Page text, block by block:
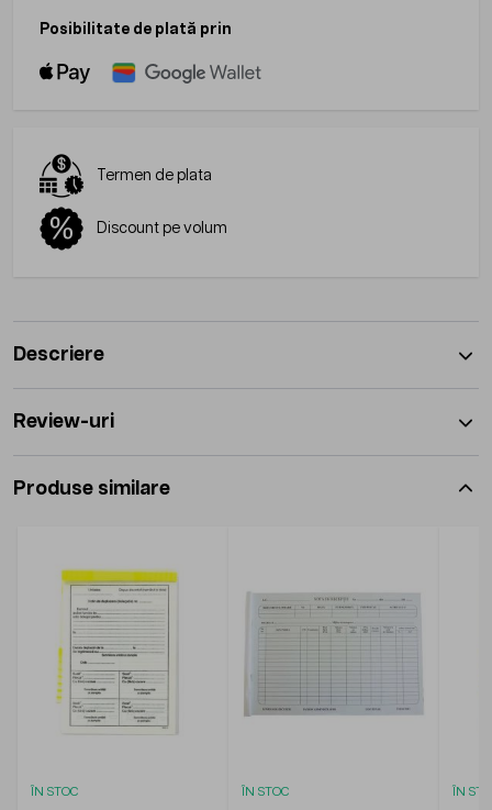
Posibilitate de plată prin
Termen de plata
Discount pe volum
Descriere
Review-uri
Produse similare
ÎN STOC ÎN STOC ÎN